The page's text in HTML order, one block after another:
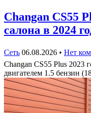
Changan CS55
салона в 2024
Сеть 06.08.2026 • Нет
Changan CS55 Plus 2023
двигателем 1.5 бензин